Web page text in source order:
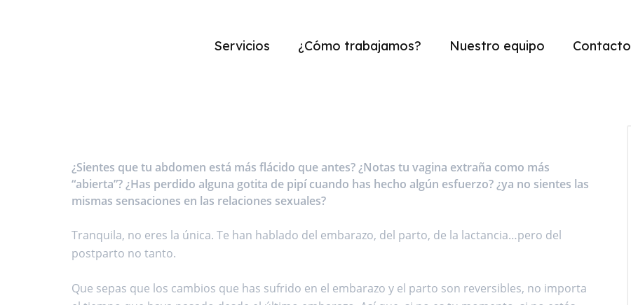
Servicios ¿Cómo trabajamos? Nuestro equipo Contacto
¿Sientes que tu abdomen está más flácido que antes? ¿Notas tu vagina extraña como más
“abierta”? ¿Has perdido alguna gotita de pipí cuando has hecho algún esfuerzo? ¿ya no sientes las
mismas sensaciones en las relaciones sexuales?
Tranquila, no eres la única. Te han hablado del embarazo, del parto, de la lactancia…pero del
postparto no tanto.
Que sepas que los cambios que has sufrido en el embarazo y el parto son reversibles, no importa